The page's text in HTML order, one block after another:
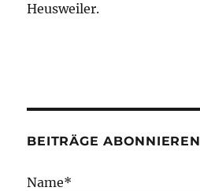
Heusweiler.
BEITRÄGE ABONNIEREN
Name*